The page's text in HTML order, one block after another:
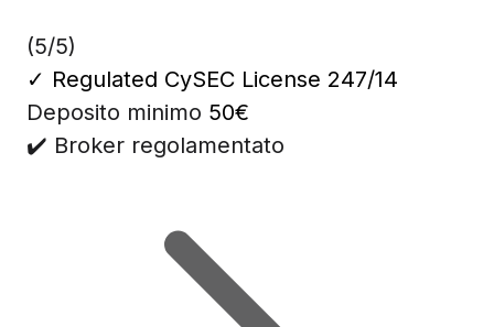
(5/5)
✓ Regulated CySEC License 247/14
Deposito minimo 50€
✔️ Broker regolamentato